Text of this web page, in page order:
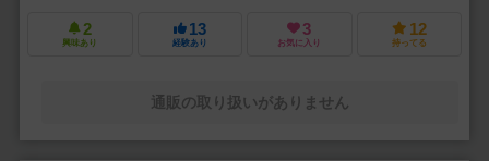
2
興味あり
13
経験あり
3
お気に入り
12
持ってる
通販の取り扱いがありません